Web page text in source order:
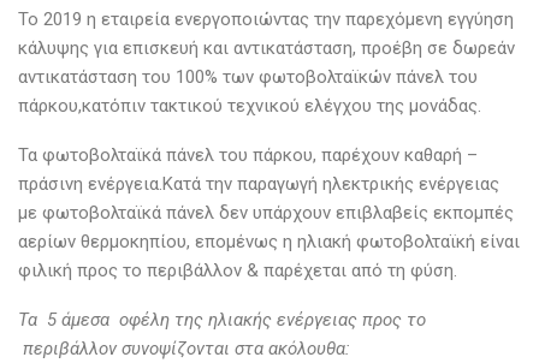
To 2019 η εταιρεία ενεργοποιώντας την παρεχόμενη εγγύηση
κάλυψης για επισκευή και αντικατάσταση, προέβη σε δωρεάν
αντικατάσταση του 100% των φωτοβολταϊκών πάνελ του
πάρκου,κατόπιν τακτικού τεχνικού ελέγχου της μονάδας.
Τα φωτοβολταϊκά πάνελ του πάρκου, παρέχουν καθαρή –
πράσινη ενέργεια.Κατά την παραγωγή ηλεκτρικής ενέργειας
με φωτοβολταϊκά πάνελ δεν υπάρχουν επιβλαβείς εκπομπές
αερίων θερμοκηπίου, επομένως η ηλιακή φωτοβολταϊκή είναι
φιλική προς το περιβάλλον & παρέχεται από τη φύση.
Τα 5 άμεσα οφέλη της ηλιακής ενέργειας προς το
περιβάλλον συνοψίζονται στα ακόλουθα: